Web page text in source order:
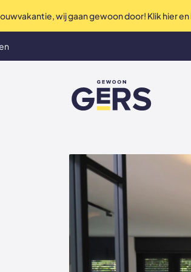
wij gaan gewoon door! Klik hier
GewoonGers